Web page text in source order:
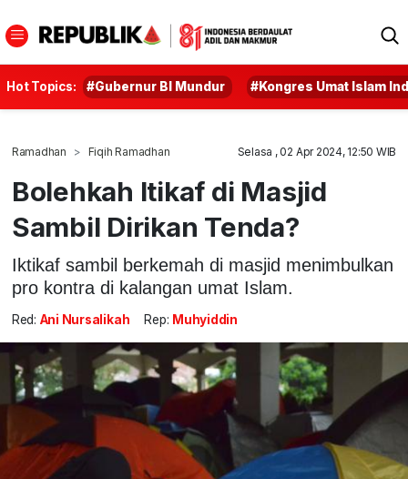
Hot Topics: #Gubernur BI Mundur #Kongres Umat Islam
Ramadhan Fiqih Ramadhan Selasa , 02 Apr 2024, 12:50 WIB
Bolehkah Itikaf di Masjid
Sambil Dirikan Tenda?
Iktikaf sambil berkemah di masjid menimbulkan
pro kontra di kalangan umat Islam.
Red: Ani Nursalikah Rep: Muhyiddin